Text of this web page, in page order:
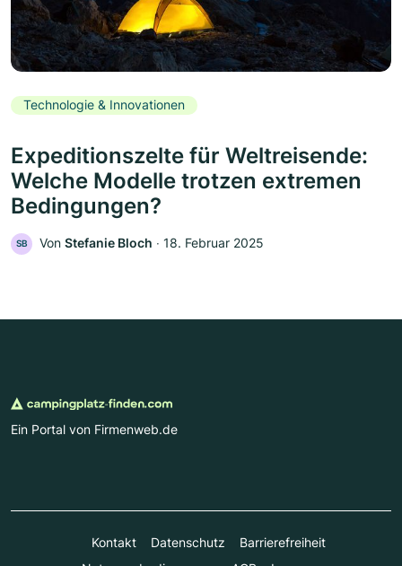
Technologie & Innovationen
Expeditionszelte für Weltreisende:
Welche Modelle trotzen extremen
Bedingungen?
SB Von Stefanie Bloch ‧ 18. Februar 2025
Ein Portal von Firmenweb.de
Kontakt Datenschutz
Barrierefreiheit